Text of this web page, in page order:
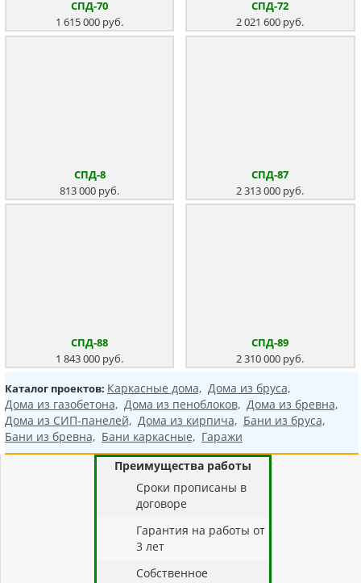
СПД-70
1 615 000 руб.
СПД-72
2 021 600 руб.
СПД-8
813 000 руб.
СПД-87
2 313 000 руб.
СПД-88
1 843 000 руб.
СПД-89
2 310 000 руб.
Каталог проектов: Каркасные дома, Дома из бруса,
Дома из газобетона, Дома из пеноблоков, Дома из бревна,
Дома из СИП-панелей, Дома из кирпича, Бани из бруса,
Бани из бревна, Бани каркасные, Гаражи
Преимущества работы
Cроки прописаны в
договоре
Гарантия на работы от
3 лет
Собственное